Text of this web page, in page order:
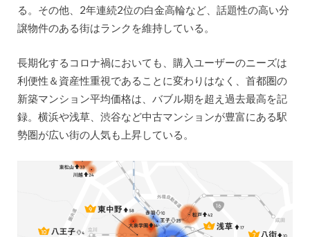
る。その他、2年連続2位の白金高輪など、話題性の高い分
譲物件のある街はランクを維持している。
長期化するコロナ禍においても、購入ユーザーのニーズは
利便性＆資産性重視であることに変わりはなく、首都圏の
新築マンション平均価格は、バブル期を超え過去最高を記
録。横浜や浅草、渋谷など中古マンションが豊富にある駅
勢圏が広い街の人気も上昇している。